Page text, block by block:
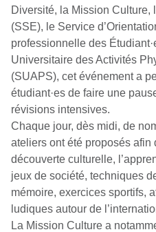
Diversité, la Mission Culture,
(SSE), le Service
professionnelle des
Universitaire des Activités
(SUAPS), cet événement a
étudiant·es de faire une
révisions intensives.
Chaque jour, dès midi, de
ateliers ont été proposés afin
découverte culturelle,
jeux de société, techniques
mémoire, exercices sportifs,
ludiques autour de
La Mission Culture a